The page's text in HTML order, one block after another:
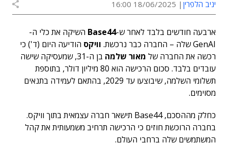
יניב הלפרין 18/06/2025 16:00
ארבעה חודשים בלבד לאחר ש-Base44 השיקה את כלי ה-
GenAI שלה – החברה כבר נרכשת.
וויקס הודיעה היום (ד') כי
רכשה את החברה של מאור שלמה
בן ה-31, שמעסיקה שישה
עובדים בלבד. סכום הרכישה הוא 80 מיליון דולר, בתוספת
תשלומי השלמה, שיבוצעו עד 2029, בהתאם לעמידה בתנאים
מסוימים.
כחלק מההסכם, Base44 תישאר חברה עצמאית בתוך וויקס.
בחברה הרוכשת חוזים כי הרכישה תרחיב משמעותית את קהל
המשתמשים שלה ברחבי העולם.